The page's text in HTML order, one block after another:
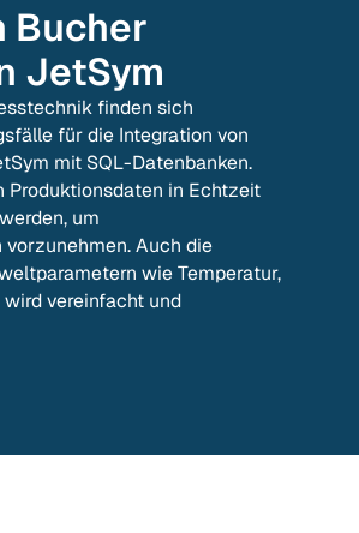
Bucher
JetSym
finden sich
für die Integration von
mit SQL-Datenbanken.
Produktionsdaten in Echtzeit
um
Auch die
wie Temperatur,
vereinfacht und